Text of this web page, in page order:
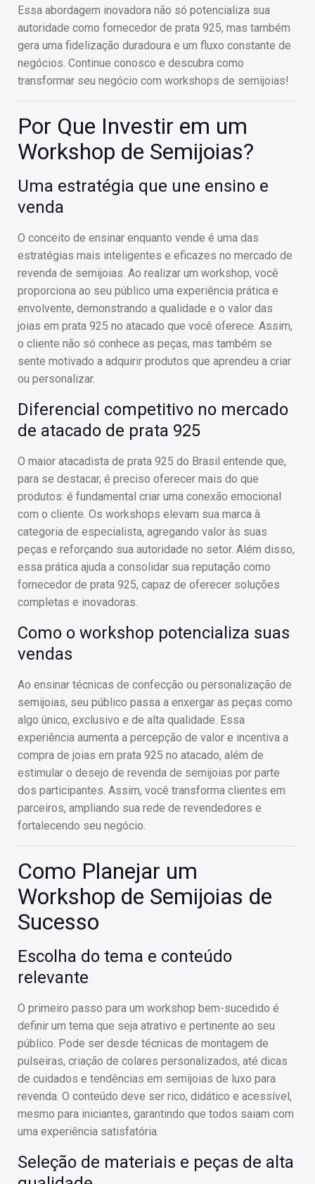
Essa abordagem inovadora não só potencializa sua
autoridade como fornecedor de prata 925, mas também
gera uma fidelização duradoura e um fluxo constante de
negócios. Continue conosco e descubra como
transformar seu negócio com workshops de semijoias!
Por Que Investir em um
Workshop de Semijoias?
Uma estratégia que une ensino e
venda
O conceito de ensinar enquanto vende é uma das
estratégias mais inteligentes e eficazes no mercado de
revenda de semijoias. Ao realizar um workshop, você
proporciona ao seu público uma experiência prática e
envolvente, demonstrando a qualidade e o valor das
joias em prata 925 no atacado que você oferece. Assim,
o cliente não só conhece as peças, mas também se
sente motivado a adquirir produtos que aprendeu a criar
ou personalizar.
Diferencial competitivo no mercado
de atacado de prata 925
O maior atacadista de prata 925 do Brasil entende que,
para se destacar, é preciso oferecer mais do que
produtos: é fundamental criar uma conexão emocional
com o cliente. Os workshops elevam sua marca à
categoria de especialista, agregando valor às suas
peças e reforçando sua autoridade no setor. Além disso,
essa prática ajuda a consolidar sua reputação como
fornecedor de prata 925, capaz de oferecer soluções
completas e inovadoras.
Como o workshop potencializa suas
vendas
Ao ensinar técnicas de confecção ou personalização de
semijoias, seu público passa a enxergar as peças como
algo único, exclusivo e de alta qualidade. Essa
experiência aumenta a percepção de valor e incentiva a
compra de joias em prata 925 no atacado, além de
estimular o desejo de revenda de semijoias por parte
dos participantes. Assim, você transforma clientes em
parceiros, ampliando sua rede de revendedores e
fortalecendo seu negócio.
Como Planejar um
Workshop de Semijoias de
Sucesso
Escolha do tema e conteúdo
relevante
O primeiro passo para um workshop bem-sucedido é
definir um tema que seja atrativo e pertinente ao seu
público. Pode ser desde técnicas de montagem de
pulseiras, criação de colares personalizados, até dicas
de cuidados e tendências em semijoias de luxo para
revenda. O conteúdo deve ser rico, didático e acessível,
mesmo para iniciantes, garantindo que todos saiam com
uma experiência satisfatória.
Seleção de materiais e peças de alta